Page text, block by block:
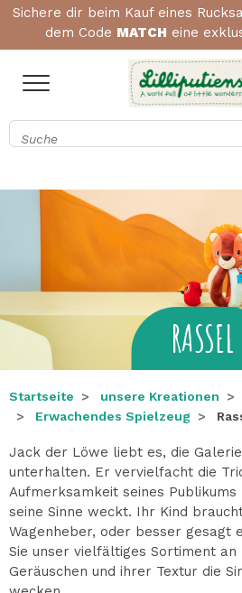
Erste Bestellung? Ab einem
Beißrassel geschenkt mit
RASSEL
Startseite unsere Kreationen
Erwachendes Spielzeug
Jack der Löwe liebt es, die
unterhalten. Er vervielfacht die
Aufmerksamkeit seines
seine Sinne weckt. Ihr Kind
Wagenheber, oder besser gesagt
Sie unser vielfältiges Sortiment an
Geräuschen und ihrer Textur die